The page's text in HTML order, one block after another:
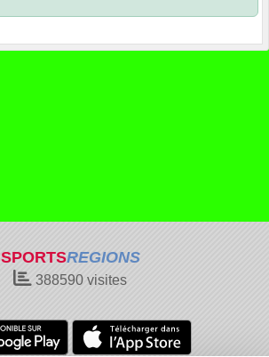
SPORTSREGIONS
388590 visites